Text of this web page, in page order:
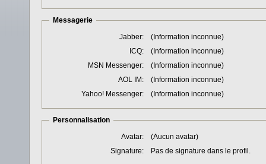
Messagerie
Jabber:
(Information inconnue)
ICQ:
(Information inconnue)
MSN Messenger:
(Information inconnue)
AOL IM:
(Information inconnue)
Yahoo! Messenger:
(Information inconnue)
Personnalisation
Avatar:
(Aucun avatar)
Signature:
Pas de signature dans le profil.